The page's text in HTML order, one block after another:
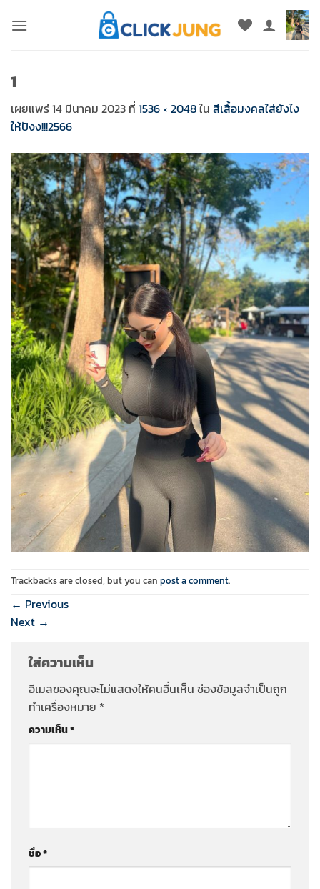
1
เผยแพร่14 มีนาคม 2023 ที่ 1536 × 2048ใน สีเสื้อมงคลใส่ยังไง
ให้ปังง!!!2566
Trackbacks are closed, but you can post a comment.
← Previous
Next →
ใส่ความเห็น
อีเมลของคุณจะไม่แสดงให้คนอื่นเห็น ช่องข้อมูลจำเป็นถูก
ทำเครื่องหมาย *
ความเห็น*
ชื่อ*